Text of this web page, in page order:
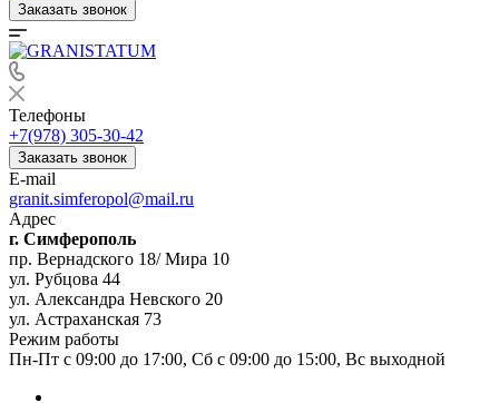
Заказать звонок
Телефоны
+7(978) 305-30-42
Заказать звонок
E-mail
granit.simferopol@mail.ru
Адрес
г. Симферополь
пр. Вернадского 18/ Мира 10
ул. Рубцова 44
ул. Александра Невского 20
ул. Астраханская 73
Режим работы
Пн-Пт с 09:00 до 17:00, Сб с 09:00 до 15:00, Вс выходной